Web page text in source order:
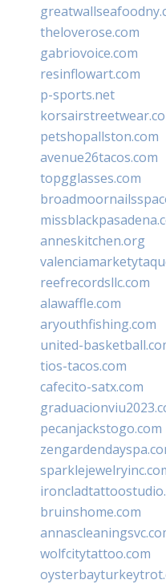
theloverose.com
gabriovoice.com
resinflowart.com
p-sports.net
petshopallston.com
avenue26tacos.com
topgglasses.com
anneskitchen.org
reefrecordsllc.com
alawaffle.com
aryouthfishing.com
united-
tios-tacos.com
cafecito-satx.com
pecanjackstogo.com
bruinshome.com
wolfcitytattoo.com